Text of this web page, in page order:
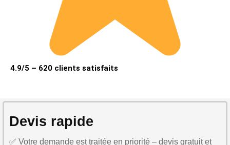
4.9/5 – 620 clients satisfaits
Devis rapide
✅ Votre demande est traitée en priorité – devis gratuit et